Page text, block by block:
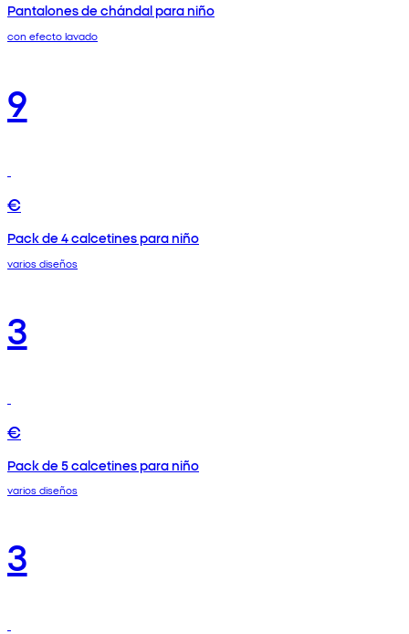
Pantalones de chándal para niño
con efecto lavado
9
€
Pack de 4 calcetines para niño
varios diseños
3
€
Pack de 5 calcetines para niño
varios diseños
3